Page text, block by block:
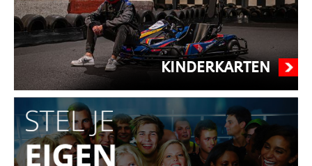
KINDERKARTEN